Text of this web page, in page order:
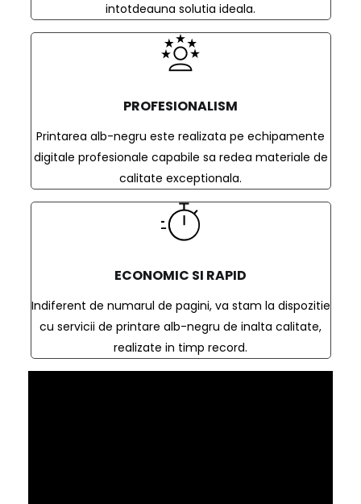
intotdeauna solutia ideala.
PROFESIONALISM
Printarea alb-negru este realizata pe echipamente
digitale profesionale capabile sa redea materiale de
calitate exceptionala.
ECONOMIC SI RAPID
Indiferent de numarul de pagini, va stam la dispozitie
cu servicii de printare alb-negru de inalta calitate,
realizate in timp record.